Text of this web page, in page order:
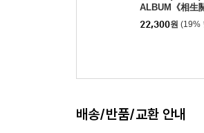
ALBUM《相生
생관계)
22,300원 (19%
배송/반품/교환 안내